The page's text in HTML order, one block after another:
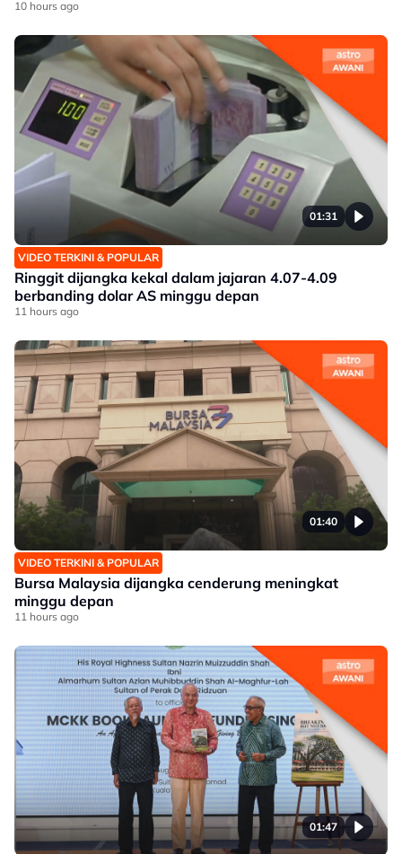
10 hours ago
01:31
VIDEO TERKINI & POPULAR
Ringgit dijangka kekal dalam jajaran 4.07-4.09
berbanding dolar AS minggu depan
11 hours ago
01:40
VIDEO TERKINI & POPULAR
Bursa Malaysia dijangka cenderung meningkat
minggu depan
11 hours ago
01:47